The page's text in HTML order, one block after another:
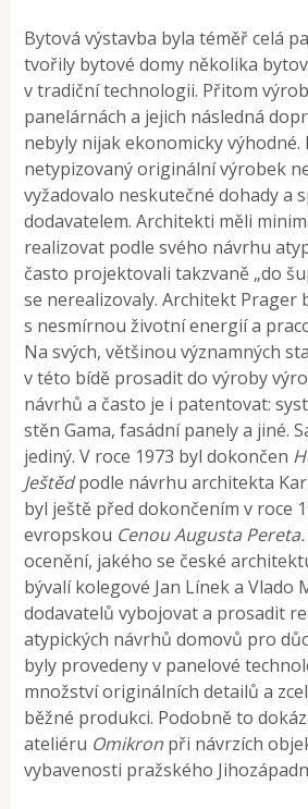
Bytová výstavba byla téměř celá
tvořily bytové domy několika
v tradiční technologii. Přitom
panelárnách a jejich následná
nebyly nijak ekonomicky výhodné.
netypizovaný originální výrobek
vyžadovalo neskutečné dohady a
dodavatelem. Architekti měli
realizovat podle svého návrhu
často projektovali takzvaně „do
se nerealizovaly. Architekt Prager
s nesmírnou životní energií a
Na svých, většinou významných
v této bídě prosadit do výroby
návrhů a často je i patentovat:
stěn Gama, fasádní panely a jiné.
jediný. V roce 1973 byl dokončen
Ještědpodle návrhu architekta
byl ještě před dokončením v roce
evropskou Cenou Augusta Pereta.
ocenění, jakého se české
bývalí kolegové Jan Línek a Vlado
dodavatelů vybojovat a prosadit
atypických návrhů domovů pro
byly provedeny v panelové
množství originálních detailů a
běžné produkci. Podobně to
ateliéru Omikron při návrzích
vybavenosti pražského